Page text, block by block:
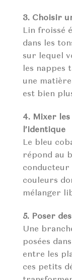
3. Choisir
Lin froissé
dans les
sur lequel
les nappes
une
est bien
4. Mixer
l’identique
Le bleu
répond au
couleurs
mélanger
5. Poser
Une
posées
entre les
ces petits